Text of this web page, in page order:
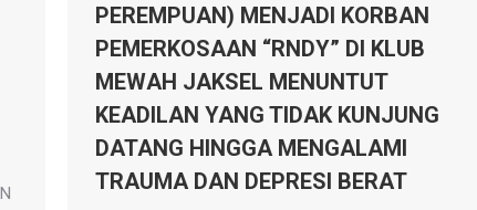
PEREMPUAN) MENJADI KORBAN
PEMERKOSAAN “RNDY” DI KLUB
MEWAH JAKSEL MENUNTUT
KEADILAN YANG TIDAK KUNJUNG
DATANG HINGGA MENGALAMI
TRAUMA DAN DEPRESI BERAT